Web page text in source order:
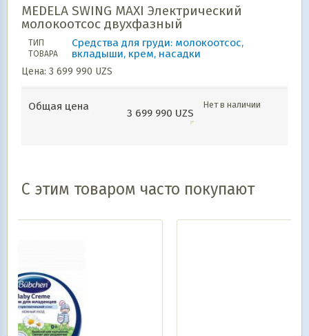
MEDELA SWING MAXI Электрический
молокоотсос двухфазный
ТИП
ТОВАРА
Средства для груди: молокоотсос,
вкладыши, крем, насадки
Цена: 3 699 990 UZS
Общая цена
3 699 990 UZS
Нет в наличии
С этим товаром часто покупают